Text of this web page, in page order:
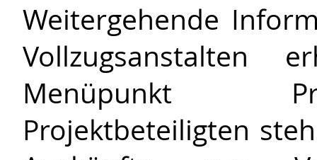
Weitergehende
Vollzugsanstalten
Menüpunkt
Projektbeteiligten